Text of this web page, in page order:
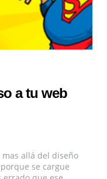
a tu web
allá del diseño
se cargue